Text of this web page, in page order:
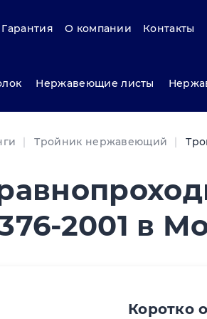
Гарантия О компании Контакты
Нержавеющие листы
Тройник нержавеющий
2001 в
Коротко